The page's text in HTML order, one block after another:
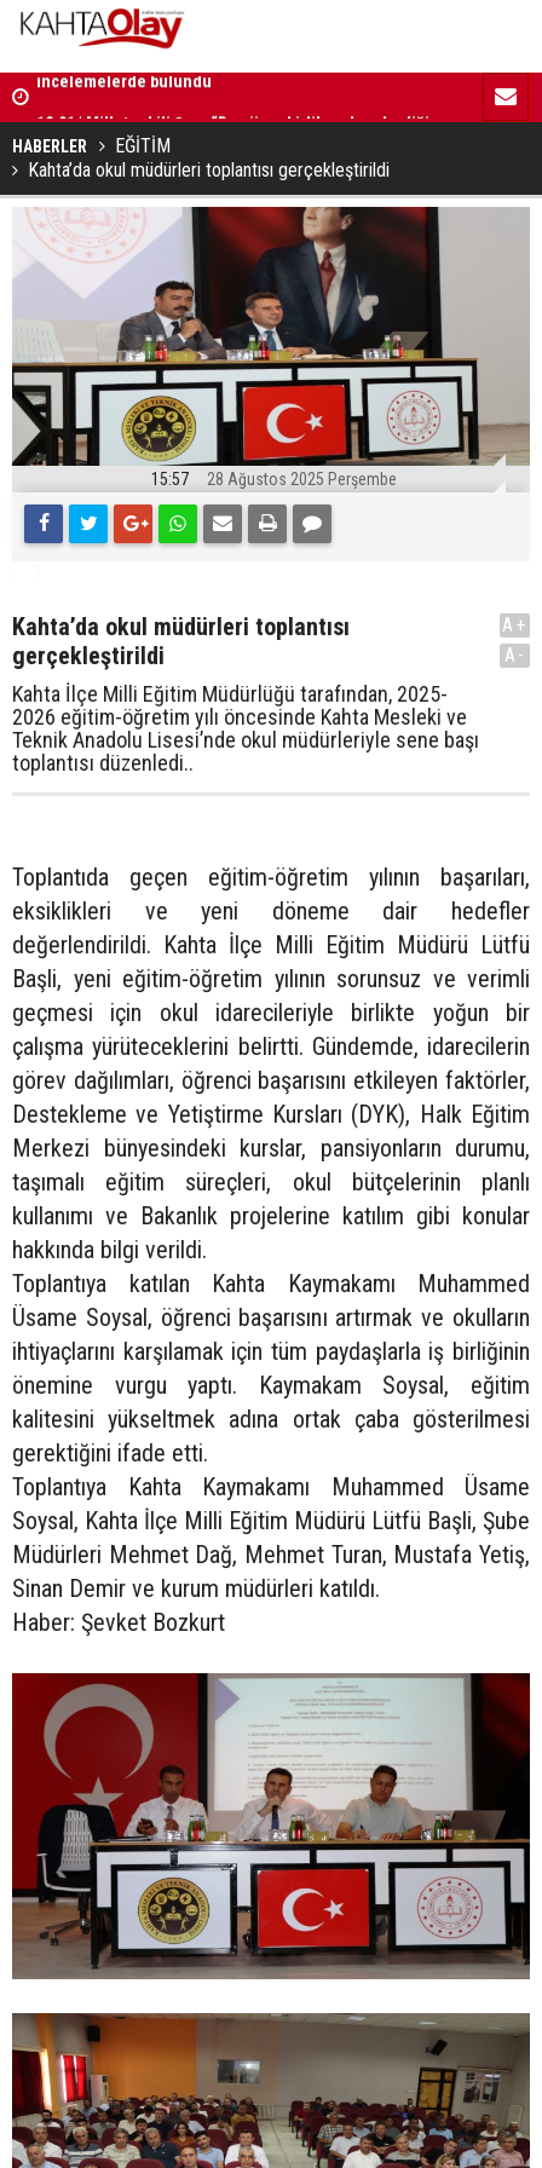
güçlendirecektir”
11:59 |
HABERLER
EĞİTİM
Kahta’da okul müdürleri toplantısı gerçekleştirildi
15:57 28 Ağustos 2025 Perşembe
Kahta’da okul müdürleri toplantısı
gerçekleştirildi
Kahta İlçe Milli Eğitim Müdürlüğü tarafından, 2025-
2026 eğitim-öğretim yılı öncesinde Kahta Mesleki ve
Teknik Anadolu Lisesi’nde okul müdürleriyle sene başı
toplantısı düzenledi..
A+
A-
Toplantıda geçen eğitim-öğretim yılının başarıları,
eksiklikleri ve yeni döneme dair hedefler
değerlendirildi. Kahta İlçe Milli Eğitim Müdürü Lütfü
Başli, yeni eğitim-öğretim yılının sorunsuz ve verimli
geçmesi için okul idarecileriyle birlikte yoğun bir
çalışma yürüteceklerini belirtti. Gündemde, idarecilerin
görev dağılımları, öğrenci başarısını etkileyen faktörler,
Destekleme ve Yetiştirme Kursları (DYK), Halk Eğitim
Merkezi bünyesindeki kurslar, pansiyonların durumu,
taşımalı eğitim süreçleri, okul bütçelerinin planlı
kullanımı ve Bakanlık projelerine katılım gibi konular
hakkında bilgi verildi.
Toplantıya katılan Kahta Kaymakamı Muhammed
Üsame Soysal, öğrenci başarısını artırmak ve okulların
ihtiyaçlarını karşılamak için tüm paydaşlarla iş birliğinin
önemine vurgu yaptı. Kaymakam Soysal, eğitim
kalitesini yükseltmek adına ortak çaba gösterilmesi
gerektiğini ifade etti.
Toplantıya Kahta Kaymakamı Muhammed Üsame
Soysal, Kahta İlçe Milli Eğitim Müdürü Lütfü Başli, Şube
Müdürleri Mehmet Dağ, Mehmet Turan, Mustafa Yetiş,
Sinan Demir ve kurum müdürleri katıldı.
Haber: Şevket Bozkurt